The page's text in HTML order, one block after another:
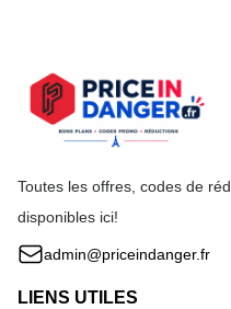
Toutes les offres, codes de
disponibles ici!
admin@priceindanger.fr
LIENS UTILES